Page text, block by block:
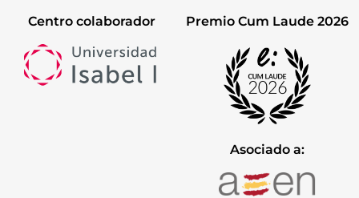
Centro colaborador Premio Cum Laude 2026
Asociado a: